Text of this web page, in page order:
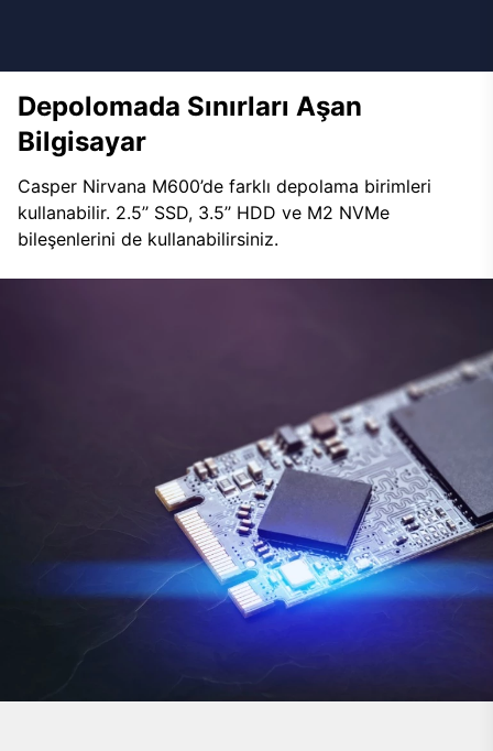
Depolomada Sınırları Aşan
Bilgisayar
Casper Nirvana M600’de farklı depolama birimleri
kullanabilir. 2.5’’ SSD, 3.5’’ HDD ve M2 NVMe
bileşenlerini de kullanabilirsiniz.